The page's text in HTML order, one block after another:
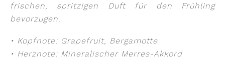
frischen, spritzigen Duft für den Frühling
bevorzugen.
• Kopfnote: Grapefruit, Bergamotte
• Herznote: Mineralischer Merres-Akkord